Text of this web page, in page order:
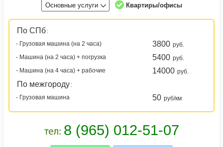
Основные услуги Квартиры/офисы
По СПб :
- Грузовая машина (на 2 часа)
3800 руб.
- Машина (на 2 часа) + погрузка
5400 руб.
- Машина (на 4 часа) + рабочие
14000 руб.
По межгороду :
- Грузовая машина
50 руб/км